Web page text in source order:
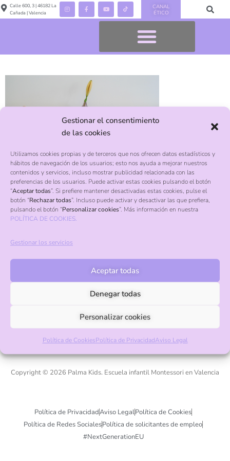
Gestionar el consentimiento
de las cookies
Utilizamos cookies propias y de terceros que nos ofrecen datos estadísticos y
hábitos de navegación de los usuarios; esto nos ayuda a mejorar nuestros
contenidos y servicios, incluso mostrar publicidad relacionada con las
preferencias de los usuarios. Puede activar estas cookies pulsando el botón
“Aceptar todas”. Si prefiere mantener desactivadas estas cookies, pulse el
botón “Rechazar todas”. Incluso puede activar y desactivar las que prefiera,
pulsando el botón “Personalizar cookies”. Más información en nuestra
POLÍTICA DE COOKIES.
Gestionar los servicios
Aceptar todas
Denegar todas
Personalizar cookies
Política de CookiesPolítica de PrivacidadAviso Legal
Calle 600, 3 | 46182 La
Cañada | Valencia
CANAL
ÉTICO
Cursos montessori en Valencia certificados por AME en la
escuela infantil Palma Kids
Contacto
Pago seguro con Visa y Mastercard
Copyright © 2026 Palma Kids. Escuela infantil Montessori en Valencia
Política de PrivacidadAviso LegalPolítica de Cookies
Política de Redes SocialesPolítica de solicitantes de empleo
#NextGenerationEU